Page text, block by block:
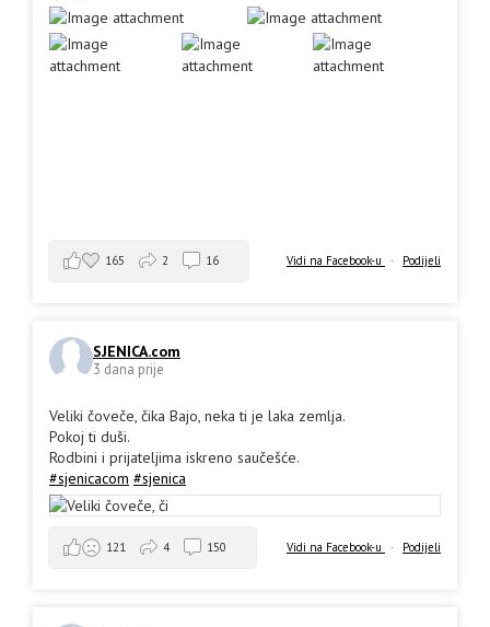
Vidi na Facebook-u · Podijeli
165 2 16
SJENICA.com
3 dana prije
Veliki čoveče, čika Bajo, neka ti je laka zemlja.
Pokoj ti duši.
Rodbini i prijateljima iskreno saučešće.
#sjenicacom #sjenica
Vidi na Facebook-u · Podijeli
121 4 150